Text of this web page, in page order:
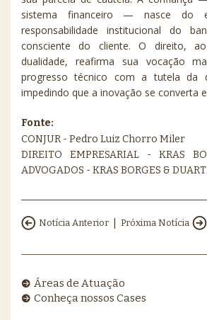
sistema financeiro — nasce do
responsabilidade institucional do
consciente do cliente. O direito,
dualidade, reafirma sua vocação
progresso técnico com a tutela da
impedindo que a inovação se converta
Fonte:
CONJUR - Pedro Luiz Chorro Miler
DIREITO EMPRESARIAL - KRAS
ADVOGADOS - KRAS BORGES &
Notícia Anterior | Próxima Notícia
Áreas de Atuação
Conheça nossos Cases